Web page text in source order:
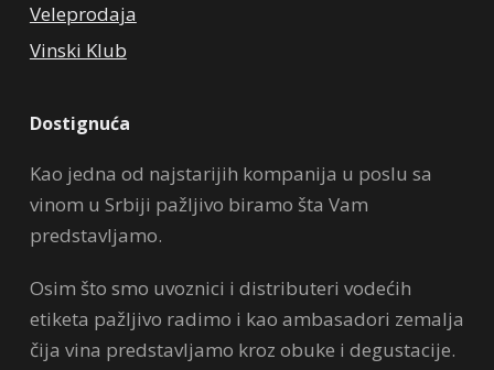
Veleprodaja
Vinski Klub
Dostignuća
Kao jedna od najstarijih kompanija u poslu sa
vinom u Srbiji pažljivo biramo šta Vam
predstavljamo.
Osim što smo uvoznici i distributeri vodećih
etiketa pažljivo radimo i kao ambasadori zemalja
čija vina predstavljamo kroz obuke i degustacije.